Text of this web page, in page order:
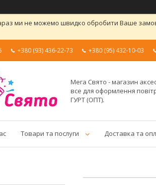
ми не можемо швидко обробити Ваше
+380 (93) 436-22-73 +380 (95) 432-10-03
Мега Свято - магазин
все для оформлення
ГУРТ (ОПТ).
Товари та послуги Доставка та